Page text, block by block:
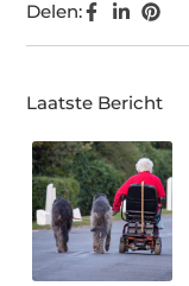
Delen:
Laatste Bericht